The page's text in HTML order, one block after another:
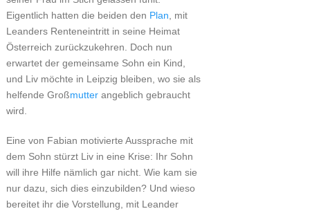
Eigentlich hatten die beiden den Plan, mit
Leanders Renteneintritt in seine Heimat
Österreich zurückzukehren. Doch nun
erwartet der gemeinsame Sohn ein Kind,
und Liv möchte in Leipzig bleiben, wo sie als
helfende Großmutterangeblich gebraucht
wird.
Eine von Fabian motivierte Aussprache mit
dem Sohn stürzt Liv in eine Krise: Ihr Sohn
will ihre Hilfe nämlich gar nicht. Wie kam sie
nur dazu, sich dies einzubilden? Und wieso
bereitet ihr die Vorstellung, mit Leander